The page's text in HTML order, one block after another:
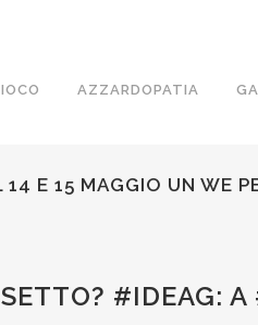
AZZARDOPATIA
E 15 MAGGIO UN WE
#IDEAG: